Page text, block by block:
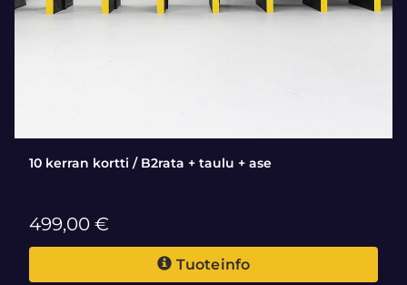
10 kerran kortti / B2rata + taulu + ase
499,00 €
Tuoteinfo